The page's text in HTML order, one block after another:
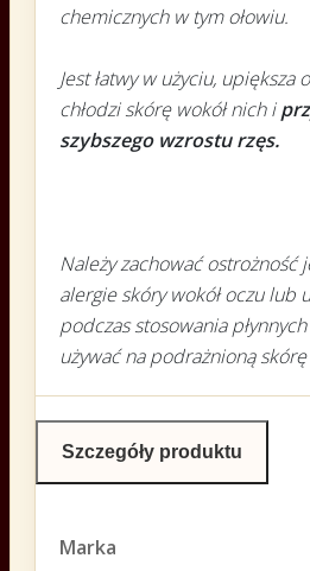
chemicznych w tym ołowiu.
Jest łatwy w użyciu, upiększa
chłodzi skórę wokół nich i
szybszego wzrostu rzęs.
Należy zachować ostrożność
alergie skóry wokół oczu lub
podczas stosowania
używać na podrażnioną skórę
Szczegóły produktu
Marka